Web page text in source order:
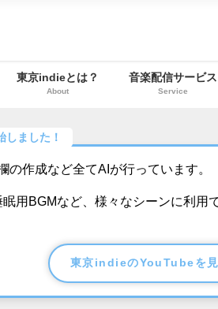
東京indieとは？
About
音楽配信サービス
Service
ました！
の作成など全てAIが行っています。
用BGMなど、様々なシーンに利用
東京indieのYouTubeを